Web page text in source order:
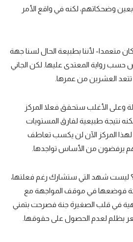
وضحكاتهم، لكنه في واقع الأمر
متعمدا- لأننا بطبيعة الحال لسنا جهة
حسب رواية المعتدى عليها. لكن الجاني
تتعد العشرين من عمرها.
الأغلب ستحقق فعلا المركز
نتيجة طبيعية لفارق المستويات
لهذا المركز الآن لن يكسب تعاطف
يرفضون من الأساس تواجدها.
ليست شهد التي ستشارك رغم فعلتها،
فوضعها في موقف المواجهة مع
في قلب الصغيرة جنة فصرحت بتمني
بظلم لعدم الحصول على حقوقها.